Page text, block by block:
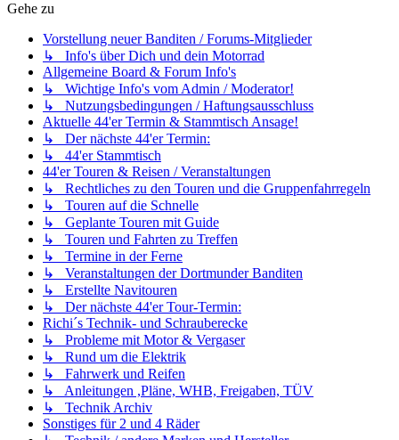
Gehe zu
Vorstellung neuer Banditen / Forums-Mitglieder
↳ Info's über Dich und dein Motorrad
Allgemeine Board & Forum Info's
↳ Wichtige Info's vom Admin / Moderator!
↳ Nutzungsbedingungen / Haftungsausschluss
Aktuelle 44'er Termin & Stammtisch Ansage!
↳ Der nächste 44'er Termin:
↳ 44'er Stammtisch
44'er Touren & Reisen / Veranstaltungen
↳ Rechtliches zu den Touren und die Gruppenfahrregeln
↳ Touren auf die Schnelle
↳ Geplante Touren mit Guide
↳ Touren und Fahrten zu Treffen
↳ Termine in der Ferne
↳ Veranstaltungen der Dortmunder Banditen
↳ Erstellte Navitouren
↳ Der nächste 44'er Tour-Termin:
Richi´s Technik- und Schrauberecke
↳ Probleme mit Motor & Vergaser
↳ Rund um die Elektrik
↳ Fahrwerk und Reifen
↳ Anleitungen ,Pläne, WHB, Freigaben, TÜV
↳ Technik Archiv
Sonstiges für 2 und 4 Räder